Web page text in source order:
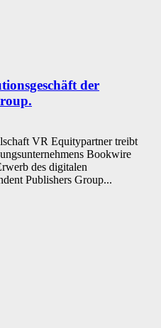
der
VR Equitypartner treibt
Bookwire
des digitalen
Publishers Group...